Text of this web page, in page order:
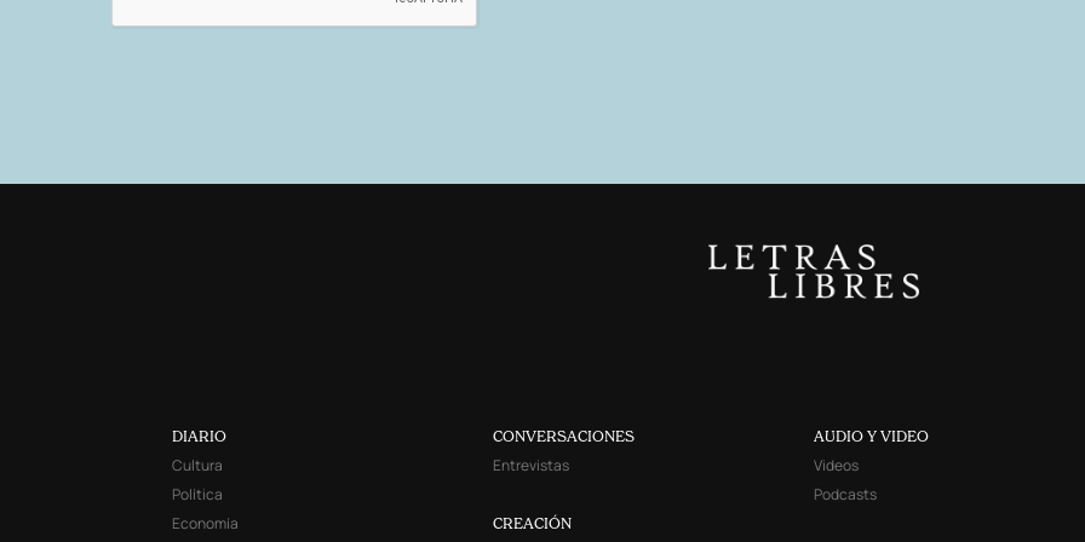
DIARIO
Cultura
Política
Economía
CONVERSACIONES
Entrevistas
CREACIÓN
AUDIO Y VIDEO
Videos
Podcasts